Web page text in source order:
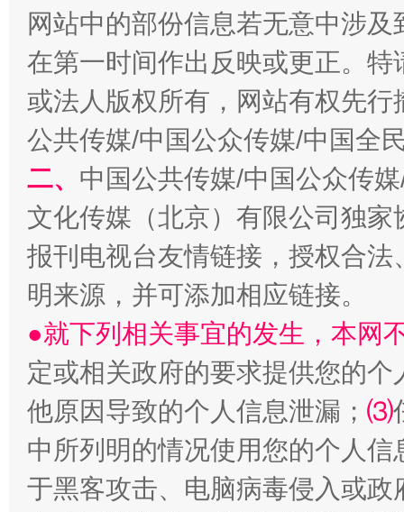
受贿1.44亿！段成刚被判无期 从幼
全民健身五年计划来了！等你上场
网站中的部份信息若无意中涉
在第一时间作出反映或更正。
或法人版权所有，网站有权先
公共传媒/中国公众传媒/中国全
二、 中国公共传媒/中国公众传
文化传媒（北京）有限公司独
报刊电视台友情链接，授权合
明来源，并可添加相应链接。
●就下列相关事宜的发生，本网
定或相关政府的要求提供您的个
他原因导致的个人信息泄漏； ⑶
中所列明的情况使用您的个人
于黑客攻击、电脑病毒侵入或